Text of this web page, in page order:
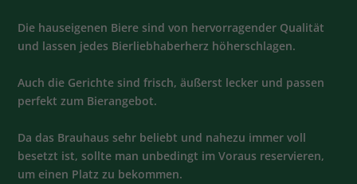
Die hauseigenen Biere sind von hervorragender Qualität
und lassen jedes Bierliebhaberherz höherschlagen.
Auch die Gerichte sind frisch, äußerst lecker und passen
perfekt zum Bierangebot.
Da das Brauhaus sehr beliebt und nahezu immer voll
besetzt ist, sollte man unbedingt im Voraus reservieren,
um einen Platz zu bekommen.